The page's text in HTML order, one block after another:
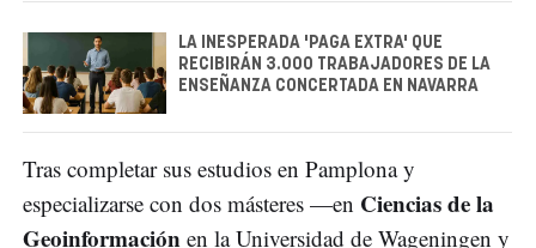
LA INESPERADA 'PAGA EXTRA' QUE
RECIBIRÁN 3.000 TRABAJADORES DE LA
ENSEÑANZA CONCERTADA EN NAVARRA
Tras completar sus estudios en Pamplona y
especializarse con dos másteres —en Ciencias de la
Geoinformación en la Universidad de Wageningen y